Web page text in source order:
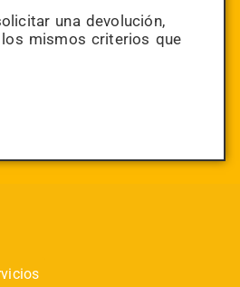
una devolución,
mismos criterios que